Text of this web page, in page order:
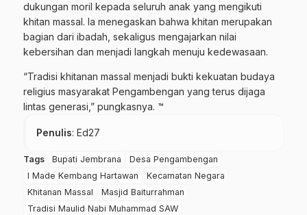
dukungan moril kepada seluruh anak yang mengikuti
khitan massal. Ia menegaskan bahwa khitan merupakan
bagian dari ibadah, sekaligus mengajarkan nilai
kebersihan dan menjadi langkah menuju kedewasaan.
“Tradisi khitanan massal menjadi bukti kekuatan budaya
religius masyarakat Pengambengan yang terus dijaga
lintas generasi,” pungkasnya. ™
Penulis: Ed27
Tags Bupati Jembrana
Desa Pengambengan
I Made Kembang Hartawan
Kecamatan Negara
Khitanan Massal
Masjid Baiturrahman
Tradisi Maulid Nabi Muhammad SAW